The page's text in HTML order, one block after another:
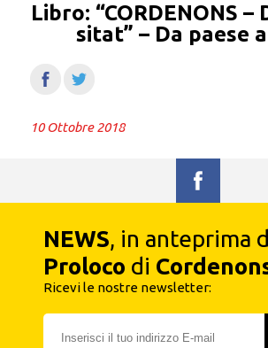
Libro: “CORDENONS –
sitat” – Da paese
10 Ottobre 2018
NEWS, in anteprima
Proloco di
Ricevi le nostre newsletter: